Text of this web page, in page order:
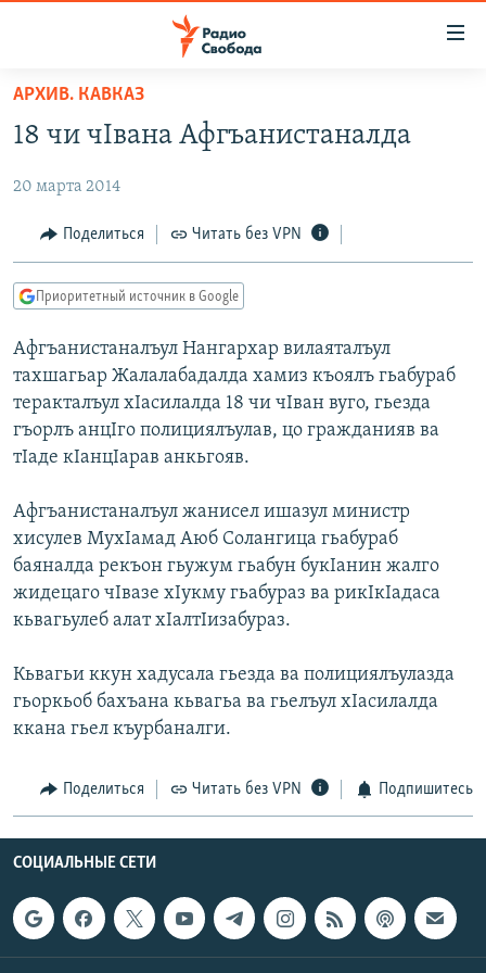
упрощенного
доступа
содержанию
Вернутся
навигации
Вернутся
поиску
АВТОРСКИЕ ПРОЕКТЫ
ЦИТАТЫ СВОБОДЫ
КУЛЬТУРА
IDEL.РЕАЛИИ
КАВКАЗ.РЕАЛИИ
СЕВЕР.РЕАЛИИ
СИБИРЬ.РЕАЛИИ
РАСПИСАНИЕ ВЕЩАНИЯ
ПОДПИШИТЕСЬ НА РАССЫЛКУ
СОЦИАЛЬНЫЕ СЕТИ
АРХИВ. КАВКАЗ
18 чи чIвана Афгъанистаналда
20 марта 2014
Поделиться Читать без VPN
Приоритетный источник в Google
Афгъанистаналъул Нангархар вилаяталъул
тахшагьар Жалалабадалда хамиз къоялъ гьабураб
теракталъул хIасилалда 18 чи чIван вуго, гьезда
гъорлъ анцIго полициялъулав, цо гражданияв ва
тIаде кIанцIарав анкьгояв.
Афгъанистаналъул жанисел ишазул министр
хисулев МухIамад Аюб Солангица гьабураб
баяналда рекъон гьужум гьабун букIанин жалго
жидецаго чIвазе хIукму гьабураз ва рикIкIадаса
кьвагьулеб алат хIалтIизабураз.
Кьвагьи ккун хадусала гьезда ва полициялъулазда
гьоркьоб бахъана кьвагьа ва гьелъул хIасилалда
ккана гьел къурбаналги.
Поделиться Читать без VPN Подпишитесь
СОЦИАЛЬНЫЕ СЕТИ